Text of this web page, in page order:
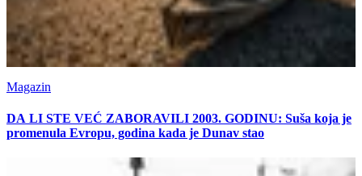
Magazin
DA LI STE VEĆ ZABORAVILI 2003. GODINU: Suša koja je
promenula Evropu, godina kada je Dunav stao